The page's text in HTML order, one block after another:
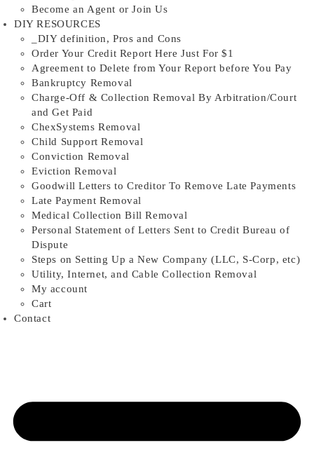
Become an Agent or Join Us
DIY RESOURCES
_DIY definition, Pros and Cons
Order Your Credit Report Here Just For $1
Agreement to Delete from Your Report before You Pay
Bankruptcy Removal
Charge-Off & Collection Removal By Arbitration/Court
and Get Paid
ChexSystems Removal
Child Support Removal
Conviction Removal
Eviction Removal
Goodwill Letters to Creditor To Remove Late Payments
Late Payment Removal
Medical Collection Bill Removal
Personal Statement of Letters Sent to Credit Bureau of
Dispute
Steps on Setting Up a New Company (LLC, S-Corp, etc)
Utility, Internet, and Cable Collection Removal
My account
Cart
Contact